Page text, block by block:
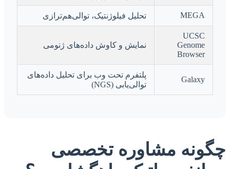
MEGA تحلیل فیلوژنتیک، توالی‌هم‌ترازی
UCSC
Genome
Browser
نمایش و کاوش داده‌های ژنومی
Galaxy
پلتفرم تحت وب برای تحلیل داده‌های
توالی‌یابی (NGS)
چگونه مشاوره تخصصی